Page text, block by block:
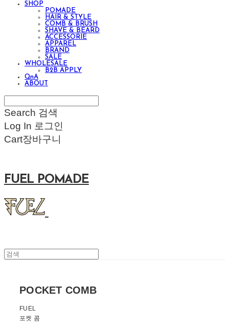
SHOP
POMADE
HAIR & STYLE
COMB & BRUSH
SHAVE & BEARD
ACCESSORIE
APPAREL
BRAND
SALE
WHOLESALE
B2B APPLY
QnA
ABOUT
Search 검색
Log In 로그인
Cart장바구니
FUEL POMADE
POCKET COMB
FUEL
포켓 콤